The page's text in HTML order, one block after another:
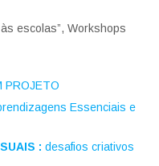
às escolas”, Workshops
PROJETO
Essenciais e
: desafios criativos